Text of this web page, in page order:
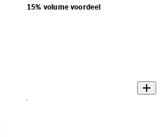
15% volume voordeel